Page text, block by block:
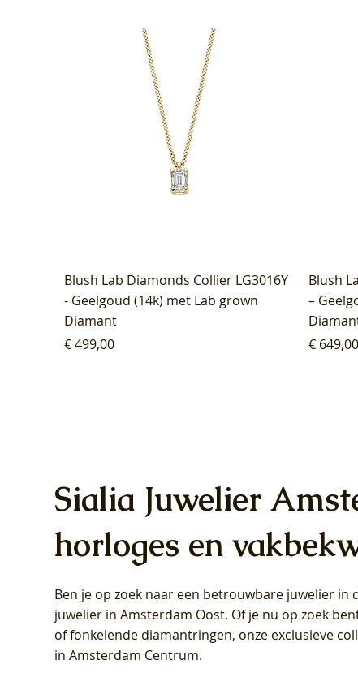
Blush Lab Diamonds Collier LG3016Y
- Geelgoud (14k) met Lab grown
Diamant
Prijs
€ 499,00
Blush
–
Prijs
€ 649,00
Blush Lab Diamonds Oorhangers
LG9006Y/S - Geelgoud (14k) met Lab
grown Diamant
Blush
grown
Blush Lab Diamonds Collier LG3019Y
– Geelgoud (14k) met Lab grown
Diamant
Blush
Blush Lab Diamonds Ring LG1031Y -
Geelgoud (14k) met Lab grown
Diamant
Blush
Sialia Juwelier
horloges en
Ben je op zoek naar een betrouwbare juwelier in
juwelier in Amsterdam Oost. Of je nu op zoek
of fonkelende diamantringen, onze exclusieve
in Amsterdam Centrum.